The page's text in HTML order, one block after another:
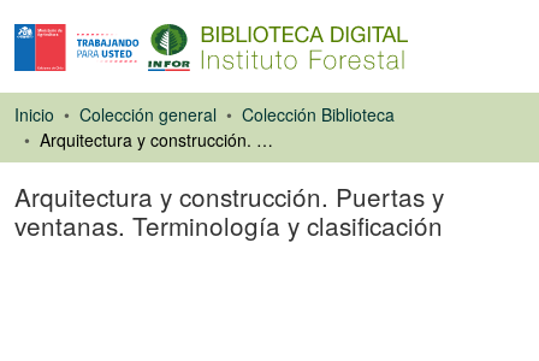
Inicio Colección general
Colección Biblioteca
Arquitectura y construcción. Puertas y ventanas. Terminología y clasificación
Arquitectura y construcción. Puertas y
ventanas. Terminología y clasificación